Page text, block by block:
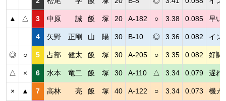
▲ △ 3 中原 誠 飯 塚 20 A-182 ○ 3.38 0.085 早い
4 矢野 正剛 山 陽 30 B-10 ◎ 3.36 0.082 イン
◎ ○ 5 占部 健太 飯 塚 30 A-205 ○ 3.35 0.082 好調
△ × 6 水本 竜二 飯 塚 30 A-110 △ 3.34 0.079 遅れ
× ▲ 7 高林 亮 飯 塚 40 A-122 ○ 3.34 0.073 機カ